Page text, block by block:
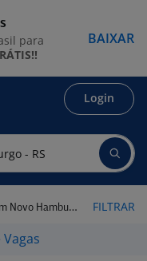
Login
Hamburgo - RS FILTRAR
para
BAIXAR